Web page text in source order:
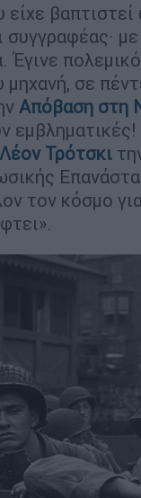
είχε
συγγραφέας·
Έγινε
σε
Απόβαση στη
Λέον Τρότσκι
τον κόσμο